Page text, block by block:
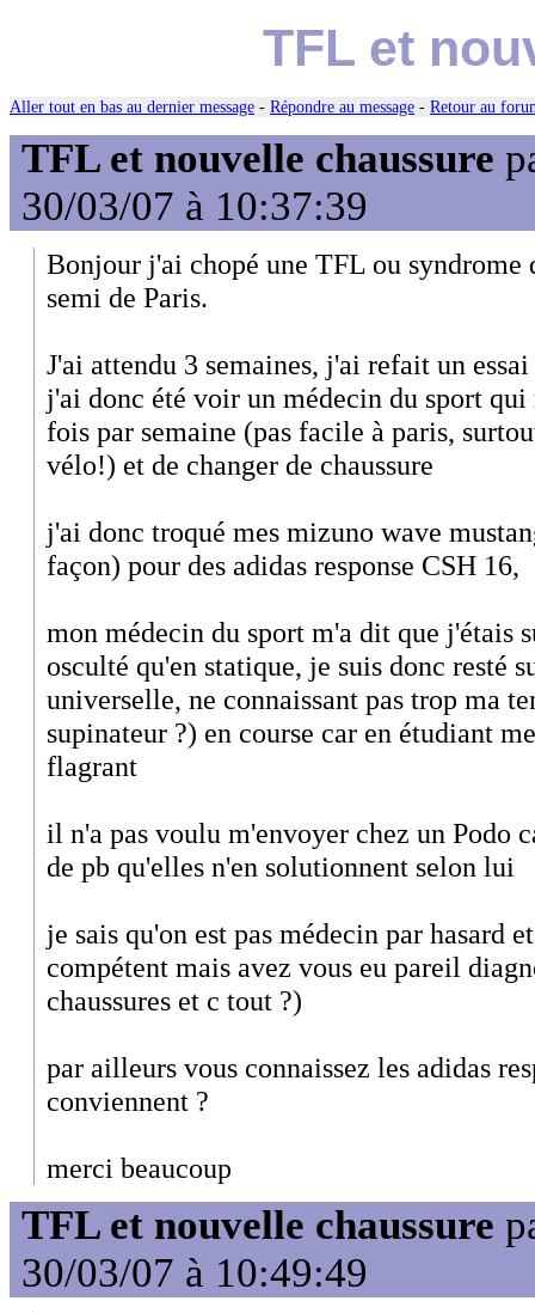
TFL et
Aller tout en bas au dernier message - Répondre au message - Retour au
TFL et nouvelle chaussure
30/03/07 à 10:37:39
Bonjour j'ai chopé une TFL ou syndrome
semi de Paris.
J'ai attendu 3 semaines, j'ai refait un
j'ai donc été voir un médecin du sport
fois par semaine (pas facile à paris,
vélo!) et de changer de chaussure
j'ai donc troqué mes mizuno wave
façon) pour des adidas response CSH 16,
mon médecin du sport m'a dit que j'étais
osculté qu'en statique, je suis donc resté
universelle, ne connaissant pas trop ma
supinateur ?) en course car en étudiant
flagrant
il n'a pas voulu m'envoyer chez un Podo
de pb qu'elles n'en solutionnent selon lui
je sais qu'on est pas médecin par hasard
compétent mais avez vous eu pareil
chaussures et c tout ?)
par ailleurs vous connaissez les adidas
conviennent ?
merci beaucoup
TFL et nouvelle chaussure
30/03/07 à 10:49:49